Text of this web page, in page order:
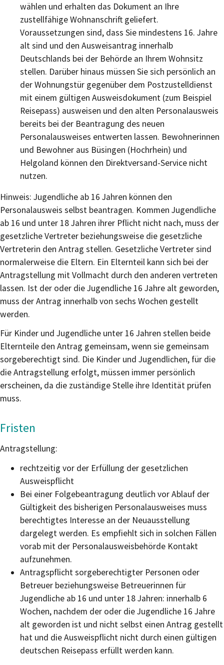
wählen und erhalten das Dokument an Ihre
zustellfähige Wohnanschrift geliefert.
Voraussetzungen sind, dass Sie mindestens 16. Jahre
alt sind und den Ausweisantrag innerhalb
Deutschlands bei der Behörde an Ihrem Wohnsitz
stellen. Darüber hinaus müssen Sie sich persönlich an
der Wohnungstür gegenüber dem Postzustelldienst
mit einem gültigen Ausweisdokument (zum Beispiel
Reisepass) ausweisen und den alten Personalausweis
bereits bei der Beantragung des neuen
Personalausweises entwerten lassen. Bewohnerinnen
und Bewohner aus Büsingen (Hochrhein) und
Helgoland können den Direktversand-Service nicht
nutzen.
Hinweis: Jugendliche ab 16 Jahren können den
Personalausweis selbst beantragen. Kommen Jugendliche
ab 16 und unter 18 Jahren ihrer Pflicht nicht nach, muss der
gesetzliche Vertreter beziehungsweise die gesetzliche
Vertreterin den Antrag stellen. Gesetzliche Vertreter sind
normalerweise die Eltern. Ein Elternteil kann sich bei der
Antragstellung mit Vollmacht durch den anderen vertreten
lassen. Ist der oder die Jugendliche 16 Jahre alt geworden,
muss der Antrag innerhalb von sechs Wochen gestellt
werden.
Für Kinder und Jugendliche unter 16 Jahren stellen beide
Elternteile den Antrag gemeinsam, wenn sie gemeinsam
sorgeberechtigt sind. Die Kinder und Jugendlichen, für die
die Antragstellung erfolgt, müssen immer persönlich
erscheinen, da die zuständige Stelle ihre Identität prüfen
muss.
Fristen
Antragstellung:
rechtzeitig vor der Erfüllung der gesetzlichen
Ausweispflicht
Bei einer Folgebeantragung deutlich vor Ablauf der
Gültigkeit des bisherigen Personalausweises muss
berechtigtes Interesse an der Neuausstellung
dargelegt werden. Es empfiehlt sich in solchen Fällen
vorab mit der Personalausweisbehörde Kontakt
aufzunehmen.
Antragspflicht sorgeberechtigter Personen oder
Betreuer beziehungsweise Betreuerinnen für
Jugendliche ab 16 und unter 18 Jahren: innerhalb 6
Wochen, nachdem der oder die Jugendliche 16 Jahre
alt geworden ist und nicht selbst einen Antrag gestellt
hat und die Ausweispflicht nicht durch einen gültigen
deutschen Reisepass erfüllt werden kann.